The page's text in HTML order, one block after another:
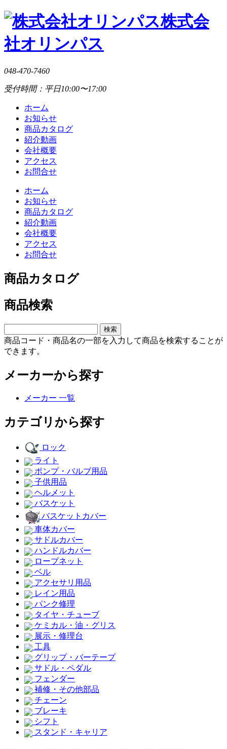
株式会
社オリンパス
048-470-7460
受付時間：平日10:00〜17:00
ホーム
お知らせ
商品カタログ
紹介動画
会社概要
アクセス
お問合せ
ホーム
お知らせ
商品カタログ
紹介動画
会社概要
アクセス
お問合せ
商品カタログ
商品検索
商品コード・商品名の一部を入力して商品を検索することが
できます。
メーカーから探す
メーカー 一覧
カテゴリから探す
ロック
ライト
ポンプ・バルブ用品
子供用品
ヘルメット
バスケット
バスケットカバー
車体カバー
サドルカバー
ハンドルカバー
ロープネット
ベル
アクセサリ用品
レイン用品
パンク修理
タイヤ・チューブ
ケミカル・油・グリス
展示・修理台
工具
グリップ・バーテープ
サドル・ペダル
フェンダー
補修・その他部品
チェーン
ブレーキ
シフト
スタンド・キャリア